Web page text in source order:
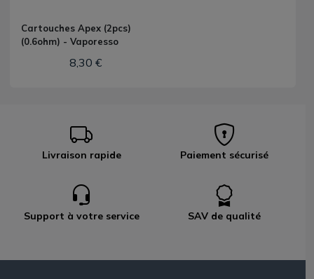
Cartouches Apex (2pcs)
(0.6ohm) - Vaporesso
8,30 €
Livraison rapide Paiement sécurisé
Support à votre service SAV de qualité